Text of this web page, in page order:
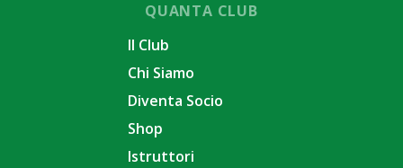
QUANTA CLUB
Il Club
Chi Siamo
Diventa Socio
Shop
Istruttori